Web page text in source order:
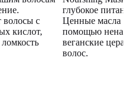
волосы с
кислот,
глубокое
Ценные масла
помощью
веганские
волос.